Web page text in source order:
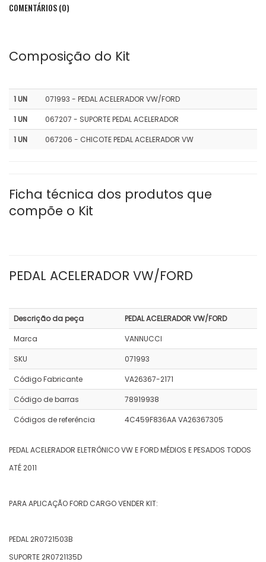
COMENTÁRIOS (0)
Composição do Kit
1 UN
071993 - PEDAL ACELERADOR VW/FORD
1 UN
067207 - SUPORTE PEDAL ACELERADOR
1 UN
067206 - CHICOTE PEDAL ACELERADOR VW
Ficha técnica dos produtos que
compõe o Kit
PEDAL ACELERADOR VW/FORD
Descrição da peça
PEDAL ACELERADOR VW/FORD
Marca
VANNUCCI
SKU
071993
Código Fabricante
VA26367-2171
Código de barras
78919938
Códigos de referência
4C459F836AA VA26367305
PEDAL ACELERADOR ELETRÔNICO VW E FORD MÉDIOS E PESADOS TODOS
ATÉ 2011
PARA APLICAÇÃO FORD CARGO VENDER KIT:
PEDAL 2R0721503B
SUPORTE 2R0721135D